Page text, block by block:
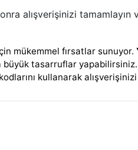
alışverişinizi
mükemmel fırsatlar sunuyor.
büyük tasarruflar yapabilirsiniz.
kullanarak